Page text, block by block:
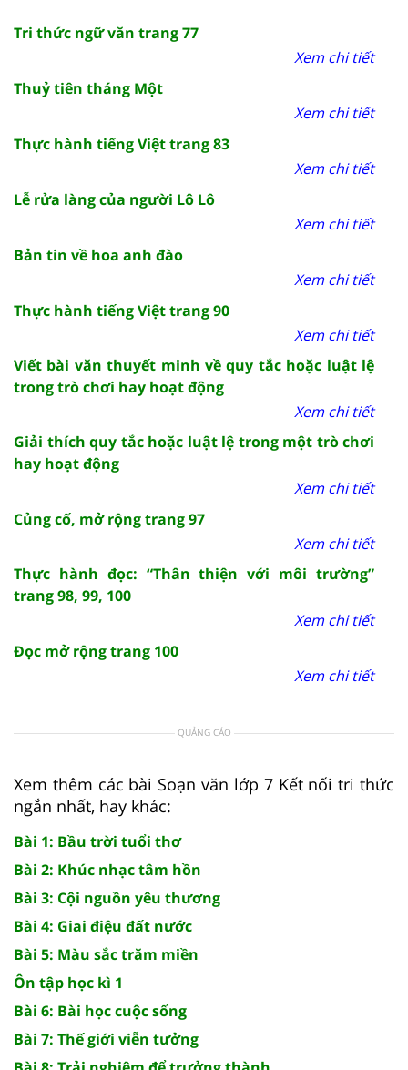
Tri thức ngữ văn trang 77
Xem chi tiết
Thuỷ tiên tháng Một
Xem chi tiết
Thực hành tiếng Việt trang 83
Xem chi tiết
Lễ rửa làng của người Lô Lô
Xem chi tiết
Bản tin về hoa anh đào
Xem chi tiết
Thực hành tiếng Việt trang 90
Xem chi tiết
Viết bài văn thuyết minh về quy tắc hoặc luật lệ
trong trò chơi hay hoạt động
Xem chi tiết
Giải thích quy tắc hoặc luật lệ trong một trò chơi
hay hoạt động
Xem chi tiết
Củng cố, mở rộng trang 97
Xem chi tiết
Thực hành đọc: “Thân thiện với môi trường”
trang 98, 99, 100
Xem chi tiết
Đọc mở rộng trang 100
Xem chi tiết
QUẢNG CÁO
Xem thêm các bài Soạn văn lớp 7 Kết nối tri thức
ngắn nhất, hay khác:
Bài 1: Bầu trời tuổi thơ
Bài 2: Khúc nhạc tâm hồn
Bài 3: Cội nguồn yêu thương
Bài 4: Giai điệu đất nước
Bài 5: Màu sắc trăm miền
Ôn tập học kì 1
Bài 6: Bài học cuộc sống
Bài 7: Thế giới viễn tưởng